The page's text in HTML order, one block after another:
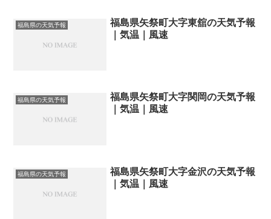
福島県の天気予報
福島県矢祭町大字東舘の天気予報
｜気温｜風速
福島県の天気予報
福島県矢祭町大字関岡の天気予報
｜気温｜風速
福島県の天気予報
福島県矢祭町大字金沢の天気予報
｜気温｜風速